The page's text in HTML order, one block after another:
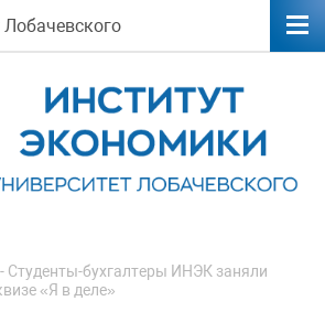
Лобачевского
- Студенты-бухгалтеры ИНЭК заняли
«Я в деле»